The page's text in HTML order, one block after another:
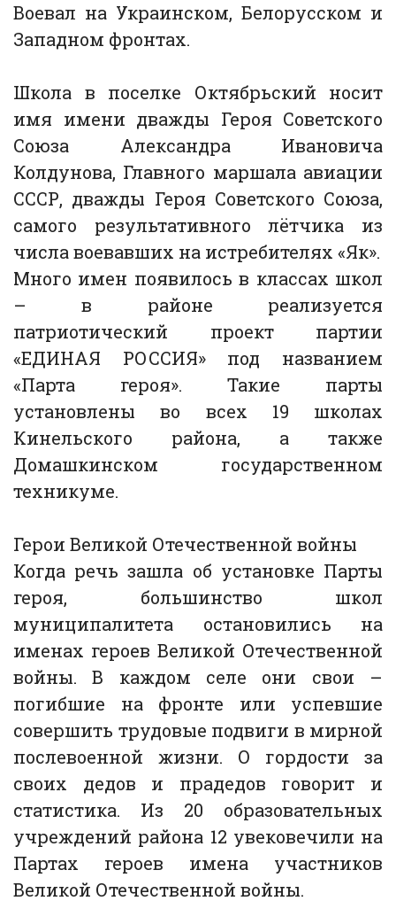
Воевал на Украинском, Белорусском и
Западном фронтах.
Школа в поселке Октябрьский носит
имя имени дважды Героя Советского
Союза Александра Ивановича
Колдунова, Главного маршала авиации
СССР, дважды Героя Советского Союза,
самого результативного лётчика из
числа воевавших на истребителях «Як».
Много имен появилось в классах школ
– в районе реализуется
патриотический проект партии
«ЕДИНАЯ РОССИЯ» под названием
«Парта героя». Такие парты
установлены во всех 19 школах
Кинельского района, а также
Домашкинском государственном
техникуме.
Герои Великой Отечественной войны
Когда речь зашла об установке Парты
героя, большинство школ
муниципалитета остановились на
именах героев Великой Отечественной
войны. В каждом селе они свои –
погибшие на фронте или успевшие
совершить трудовые подвиги в мирной
послевоенной жизни. О гордости за
своих дедов и прадедов говорит и
статистика. Из 20 образовательных
учреждений района 12 увековечили на
Партах героев имена участников
Великой Отечественной войны.